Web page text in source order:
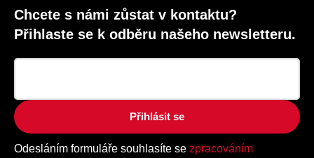
Chcete s námi zůstat v kontaktu?
Přihlaste se k odběru našeho newsletteru.
Přihlásit se
Odesláním formuláře souhlasíte se zpracováním